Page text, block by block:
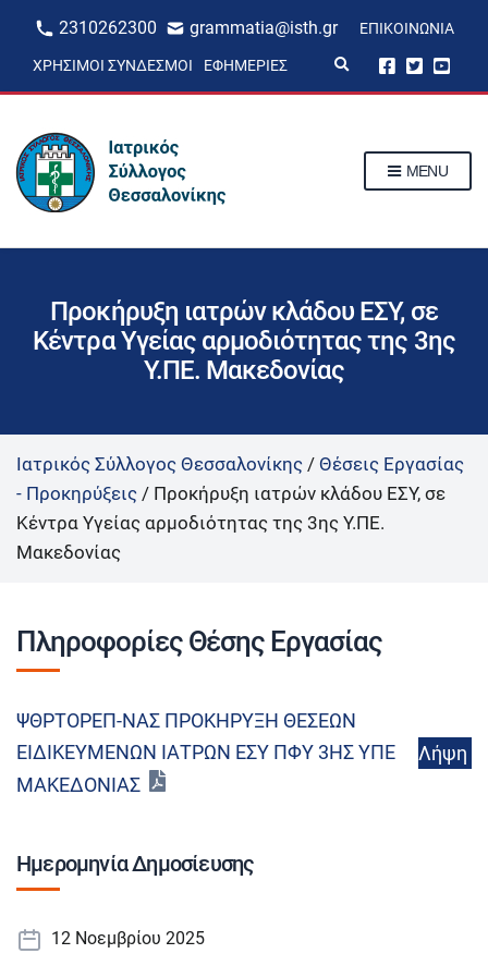
2310262300 grammatia@isth.gr ΕΠΙΚΟΙΝΩΝΊΑ
ΧΡΉΣΙΜΟΙ ΣΎΝΔΕΣΜΟΙ ΕΦΗΜΕΡΊΕΣ
p
m
MENU
Προκήρυξη ιατρών κλάδου ΕΣΥ, σε
Κέντρα Υγείας αρμοδιότητας της 3ης
Υ.ΠΕ. Μακεδονίας
Ιατρικός Σύλλογος Θεσσαλονίκης / Θέσεις Εργασίας
- Προκηρύξεις / Προκήρυξη ιατρών κλάδου ΕΣΥ, σε
Κέντρα Υγείας αρμοδιότητας της 3ης Υ.ΠΕ.
Μακεδονίας
Πληροφορίες Θέσης Εργασίας
ΨΘΡΤΟΡΕΠ-ΝΑΣ ΠΡΟΚΗΡΥΞΗ ΘΕΣΕΩΝ
ΕΙΔΙΚΕΥΜΕΝΩΝ ΙΑΤΡΩΝ ΕΣΥ ΠΦΥ 3ΗΣ ΥΠΕ
ΜΑΚΕΔΟΝΙΑΣ
Λήψη
Ημερομηνία Δημοσίευσης
12 Νοεμβρίου 2025